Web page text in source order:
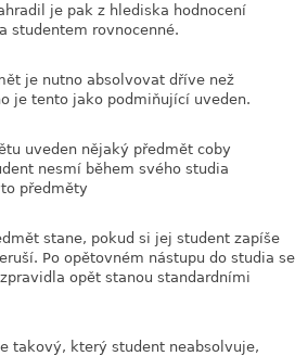
je pak z hlediska hodnocení
studentem rovnocenné.
je nutno absolvovat dříve než
je tento jako podmiňující uveden.
uveden nějaký předmět coby
nesmí během svého studia
předměty
stane, pokud si jej student zapíše
Po opětovném nástupu do studia se
opět stanou standardními
takový, který student neabsolvuje,